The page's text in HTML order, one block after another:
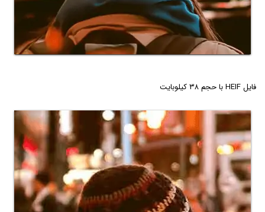
فایل HEIF با حجم ۳۸ کیلوبایت